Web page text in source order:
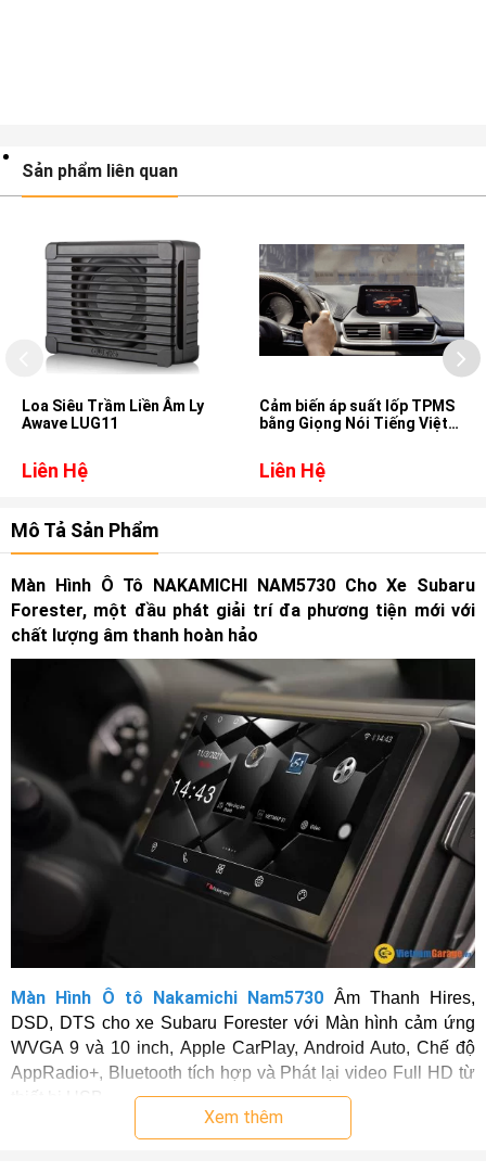
Sản phẩm liên quan
Loa Siêu Trầm Liền Âm Ly
Awave LUG11
Liên Hệ
Cảm biến áp suất lốp TPMS
bằng Giọng Nói Tiếng Việt
Liên Hệ
Mô Tả Sản Phẩm
Màn Hình Ô Tô NAKAMICHI NAM5730 Cho Xe Subaru
Forester, một đầu phát giải trí đa phương tiện mới với
chất lượng âm thanh hoàn hảo
Màn Hình Ô tô Nakamichi Nam5730 Âm Thanh Hires,
DSD, DTS cho xe Subaru Forester với Màn hình cảm ứng
WVGA 9 và 10 inch, Apple CarPlay, Android Auto, Chế độ
AppRadio+, Bluetooth tích hợp và Phát lại video Full HD từ
Xem thêm